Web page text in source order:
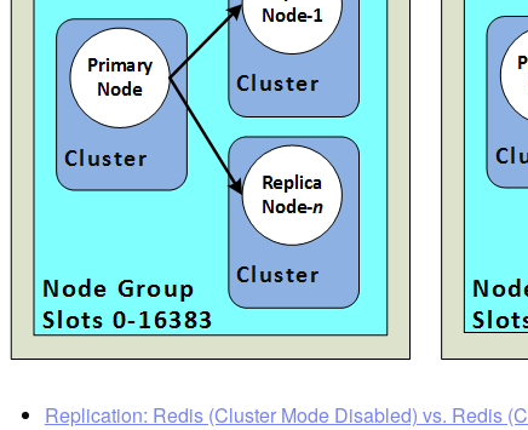
Replication: Redis (Cluster Mode Disabled) vs. Redis